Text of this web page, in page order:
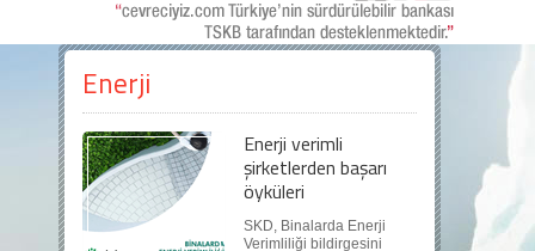
Enerji
Enerji verimli
şirketlerden başarı
öyküleri
SKD, Binalarda Enerji
Verimliliği bildirgesini